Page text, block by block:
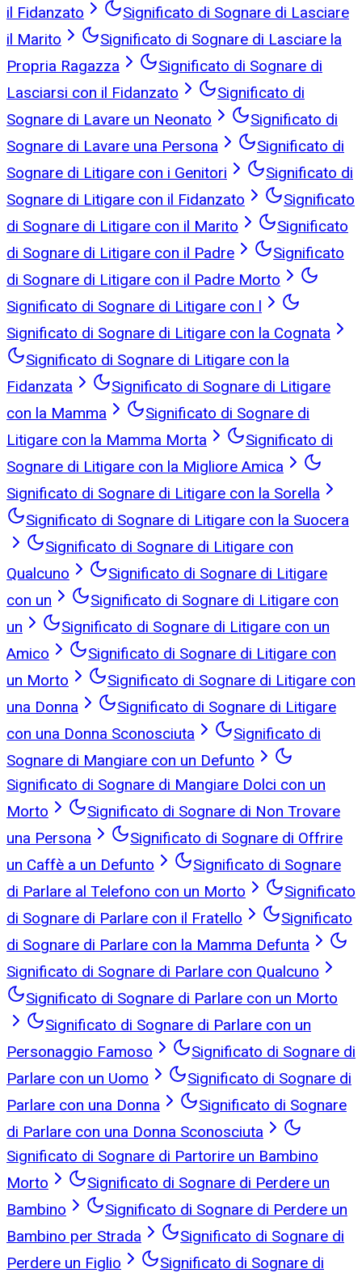
il Fidanzato
Significato di Sognare di Lasciare
il Marito
Significato di Sognare di Lasciare la
Propria Ragazza
Significato di Sognare di
Lasciarsi con il Fidanzato
Significato di
Sognare di Lavare un Neonato
Significato di
Sognare di Lavare una Persona
Significato di
Sognare di Litigare con i Genitori
Significato di
Sognare di Litigare con il Fidanzato
Significato
di Sognare di Litigare con il Marito
Significato
di Sognare di Litigare con il Padre
Significato
di Sognare di Litigare con il Padre Morto
Significato di Sognare di Litigare con l
Significato di Sognare di Litigare con la Cognata
Significato di Sognare di Litigare con la
Fidanzata
Significato di Sognare di Litigare
con la Mamma
Significato di Sognare di
Litigare con la Mamma Morta
Significato di
Sognare di Litigare con la Migliore Amica
Significato di Sognare di Litigare con la Sorella
Significato di Sognare di Litigare con la Suocera
Significato di Sognare di Litigare con
Qualcuno
Significato di Sognare di Litigare
con un
Significato di Sognare di Litigare con
un
Significato di Sognare di Litigare con un
Amico
Significato di Sognare di Litigare con
un Morto
Significato di Sognare di Litigare con
una Donna
Significato di Sognare di Litigare
con una Donna Sconosciuta
Significato di
Sognare di Mangiare con un Defunto
Significato di Sognare di Mangiare Dolci con un
Morto
Significato di Sognare di Non Trovare
una Persona
Significato di Sognare di Offrire
un Caffè a un Defunto
Significato di Sognare
di Parlare al Telefono con un Morto
Significato
di Sognare di Parlare con il Fratello
Significato
di Sognare di Parlare con la Mamma Defunta
Significato di Sognare di Parlare con Qualcuno
Significato di Sognare di Parlare con un Morto
Significato di Sognare di Parlare con un
Personaggio Famoso
Significato di Sognare di
Parlare con un Uomo
Significato di Sognare di
Parlare con una Donna
Significato di Sognare
di Parlare con una Donna Sconosciuta
Significato di Sognare di Partorire un Bambino
Morto
Significato di Sognare di Perdere un
Bambino
Significato di Sognare di Perdere un
Bambino per Strada
Significato di Sognare di
Perdere un Figlio
Significato di Sognare di